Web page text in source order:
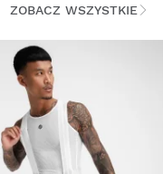
ZOBACZ WSZYSTKIE